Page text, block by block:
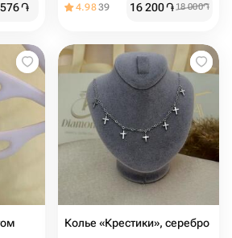
֏ 4.9839 16 200֏18 000֏
Колье «Крестики», серебро